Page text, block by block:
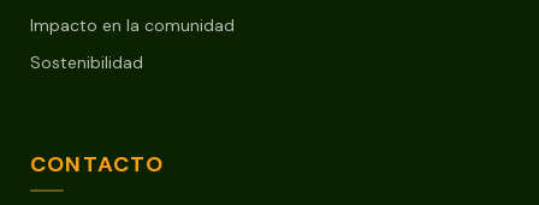
Impacto en la comunidad
Sostenibilidad
CONTACTO